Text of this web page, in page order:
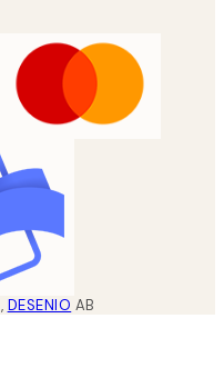
, DESENIO AB